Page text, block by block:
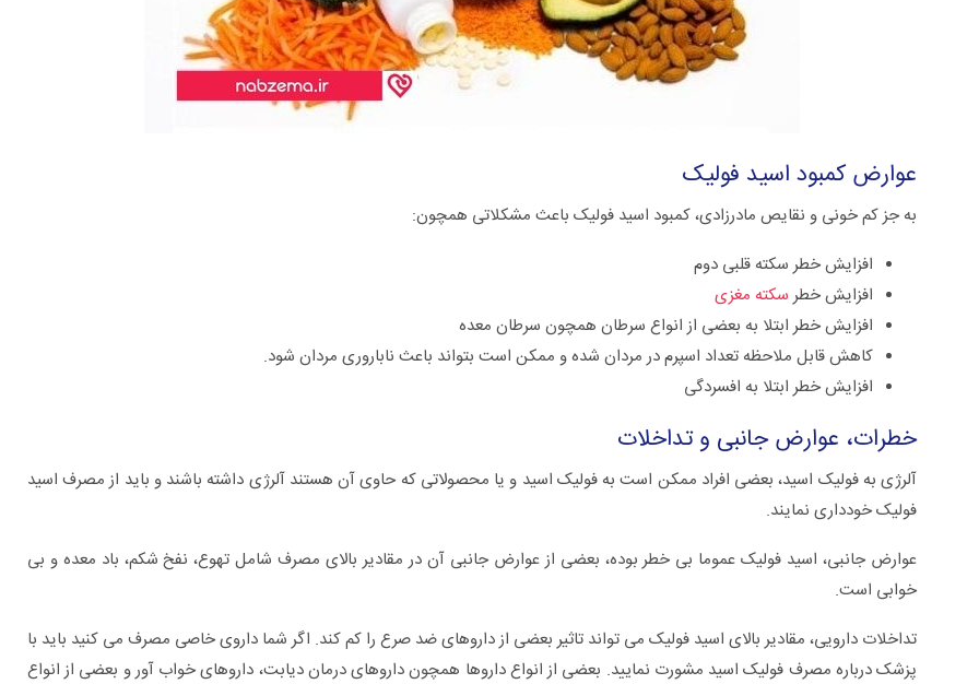
عوارض کمبود اسید فولیک
به جز کم خونی و نقایص مادرزادی، کمبود اسید فولیک باعث مشکلاتی همچون:
افزایش خطر سکته قلبی دوم
افزایش خطر سکته مغزی
افزایش خطر ابتلا به بعضی از انواع سرطان همچون سرطان معده
کاهش قابل ملاحظه تعداد اسپرم در مردان شده و ممکن است بتواند باعث ناباروری مردان شود.
افزایش خطر ابتلا به افسردگی
خطرات، عوارض جانبی و تداخلات
آلرژی به فولیک اسید، بعضی افراد ممکن است به فولیک اسید و یا محصولاتی که حاوی آن هستند آلرژی داشته باشند و باید از مصرف اسید
فولیک خودداری نمایند.
عوارض جانبی، اسید فولیک عموما بی خطر بوده، بعضی از عوارض جانبی آن در مقادیر بالای مصرف شامل تهوع، نفخ شکم، باد معده و بی
خوابی است.
تداخلات دارویی، مقادیر بالای اسید فولیک می تواند تاثیر بعضی از داروهای ضد صرع را کم کند. اگر شما داروی خاصی مصرف می کنید باید با
پزشک درباره مصرف فولیک اسید مشورت نمایید. بعضی از انواع داروها همچون داروهای درمان دیابت، داروهای خواب آور و بعضی از انواع